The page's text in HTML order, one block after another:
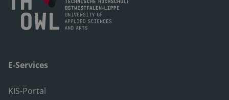
E-Services
KIS-Portal